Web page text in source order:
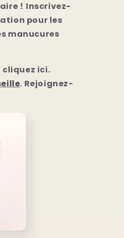
! Inscrivez-
pour les
manucures
cliquez ici.
. Rejoignez-